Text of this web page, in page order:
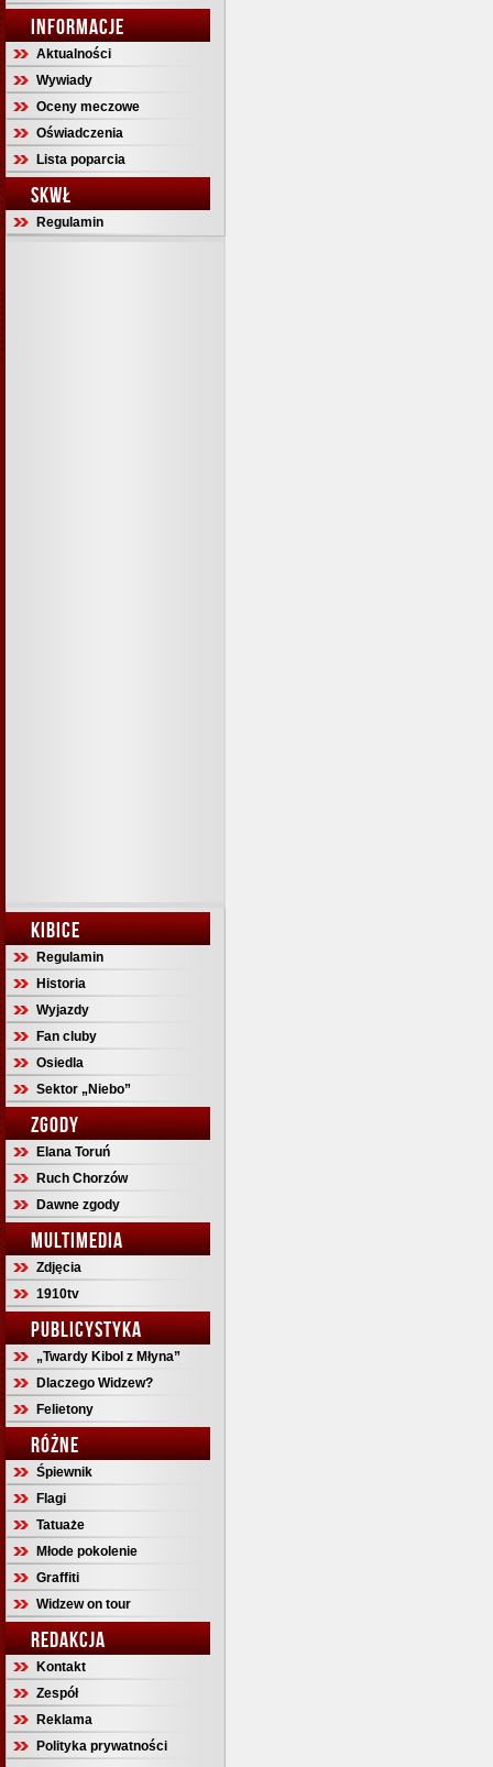
INFORMACJE
Aktualności
Wywiady
Oceny meczowe
Oświadczenia
Lista poparcia
SKWŁ
Regulamin
KIBICE
Regulamin
Historia
Wyjazdy
Fan cluby
Osiedla
Sektor „Niebo”
ZGODY
Elana Toruń
Ruch Chorzów
Dawne zgody
MULTIMEDIA
Zdjęcia
1910tv
PUBLICYSTYKA
„Twardy Kibol z Młyna”
Dlaczego Widzew?
Felietony
RÓŻNE
Śpiewnik
Flagi
Tatuaże
Młode pokolenie
Graffiti
Widzew on tour
REDAKCJA
Kontakt
Zespół
Reklama
Polityka prywatności